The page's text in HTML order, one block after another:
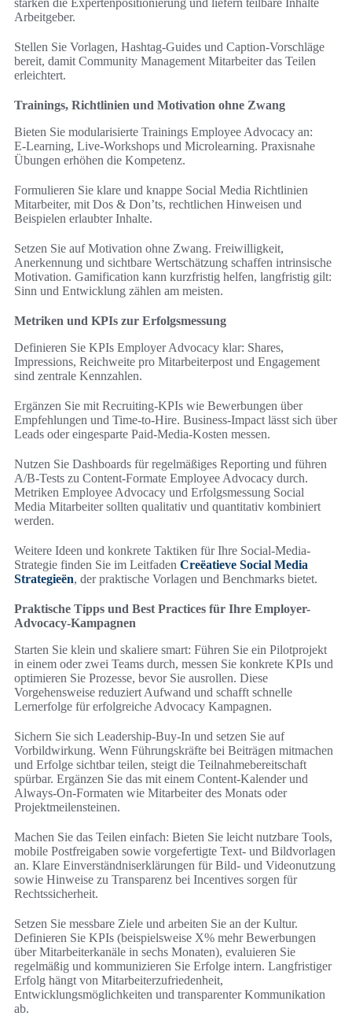
Arbeitgeber.
Stellen Sie Vorlagen, Hashtag-Guides und Caption-Vorschläge
bereit, damit Community Management Mitarbeiter das Teilen
erleichtert.
Trainings, Richtlinien und Motivation ohne Zwang
Bieten Sie modularisierte Trainings Employee Advocacy an:
E‑Learning, Live‑Workshops und Microlearning. Praxisnahe
Übungen erhöhen die Kompetenz.
Formulieren Sie klare und knappe Social Media Richtlinien
Mitarbeiter, mit Dos & Don’ts, rechtlichen Hinweisen und
Beispielen erlaubter Inhalte.
Setzen Sie auf Motivation ohne Zwang. Freiwilligkeit,
Anerkennung und sichtbare Wertschätzung schaffen intrinsische
Motivation. Gamification kann kurzfristig helfen, langfristig gilt:
Sinn und Entwicklung zählen am meisten.
Metriken und KPIs zur Erfolgsmessung
Definieren Sie KPIs Employer Advocacy klar: Shares,
Impressions, Reichweite pro Mitarbeiterpost und Engagement
sind zentrale Kennzahlen.
Ergänzen Sie mit Recruiting‑KPIs wie Bewerbungen über
Empfehlungen und Time-to-Hire. Business-Impact lässt sich über
Leads oder eingesparte Paid-Media-Kosten messen.
Nutzen Sie Dashboards für regelmäßiges Reporting und führen
A/B‑Tests zu Content-Formate Employee Advocacy durch.
Metriken Employee Advocacy und Erfolgsmessung Social
Media Mitarbeiter sollten qualitativ und quantitativ kombiniert
werden.
Weitere Ideen und konkrete Taktiken für Ihre Social-Media-
Strategie finden Sie im Leitfaden Creëatieve Social Media
Strategieën, der praktische Vorlagen und Benchmarks bietet.
Praktische Tipps und Best Practices für Ihre Employer-
Advocacy-Kampagnen
Starten Sie klein und skaliere smart: Führen Sie ein Pilotprojekt
in einem oder zwei Teams durch, messen Sie konkrete KPIs und
optimieren Sie Prozesse, bevor Sie ausrollen. Diese
Vorgehensweise reduziert Aufwand und schafft schnelle
Lernerfolge für erfolgreiche Advocacy Kampagnen.
Sichern Sie sich Leadership‑Buy‑In und setzen Sie auf
Vorbildwirkung. Wenn Führungskräfte bei Beiträgen mitmachen
und Erfolge sichtbar teilen, steigt die Teilnahmebereitschaft
spürbar. Ergänzen Sie das mit einem Content‑Kalender und
Always‑On-Formaten wie Mitarbeiter des Monats oder
Projektmeilensteinen.
Machen Sie das Teilen einfach: Bieten Sie leicht nutzbare Tools,
mobile Postfreigaben sowie vorgefertigte Text‑ und Bildvorlagen
an. Klare Einverständniserklärungen für Bild‑ und Videonutzung
sowie Hinweise zu Transparenz bei Incentives sorgen für
Rechtssicherheit.
Setzen Sie messbare Ziele und arbeiten Sie an der Kultur.
Definieren Sie KPIs (beispielsweise X% mehr Bewerbungen
über Mitarbeiterkanäle in sechs Monaten), evaluieren Sie
regelmäßig und kommunizieren Sie Erfolge intern. Langfristiger
Erfolg hängt von Mitarbeiterzufriedenheit,
Entwicklungsmöglichkeiten und transparenter Kommunikation
ab.